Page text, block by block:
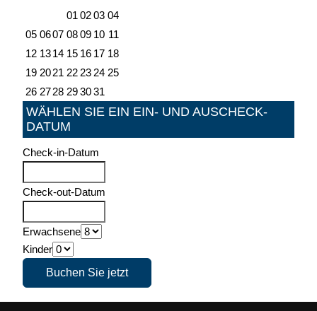
01 0203 04
05 0607 08 09 10 11
12 1314 15 16 17 18
19 2021 22 23 24 25
26 2728 29 3031
WÄHLEN SIE EIN EIN- UND AUSCHECK-
DATUM
Check-in-Datum
Check-out-Datum
Erwachsene
Kinder